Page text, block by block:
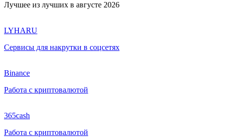
Лучшее из лучших в августе 2026
LYHARU
Сервисы для накрутки в соцсетях
Binance
Работа с криптовалютой
365cash
Работа с криптовалютой